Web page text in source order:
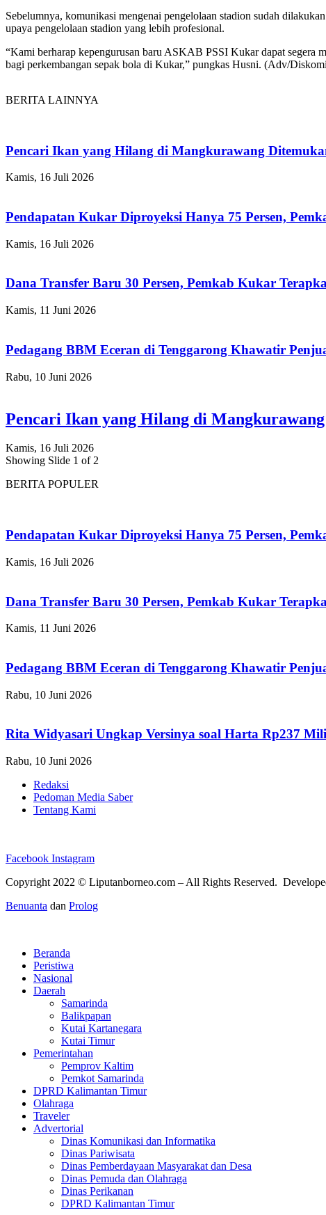
Sebelumnya, komunikasi mengenai pengelolaan stadion sudah
upaya pengelolaan stadion yang lebih profesional.
“Kami berharap kepengurusan baru ASKAB PSSI Kukar dapat segera
bagi perkembangan sepak bola di Kukar,” pungkas Husni. (Adv/
BERITA LAINNYA
Pencari Ikan yang Hilang di Mangkurawang
Kamis, 16 Juli 2026
Pendapatan Kukar Diproyeksi Hanya 75 Persen,
Kamis, 16 Juli 2026
Dana Transfer Baru 30 Persen, Pemkab Kukar
Kamis, 11 Juni 2026
Pedagang BBM Eceran di Tenggarong Khawatir
Rabu, 10 Juni 2026
Pencari Ikan yang Hilang di
Kamis, 16 Juli 2026
Showing Slide 1 of 2
BERITA POPULER
Pendapatan Kukar Diproyeksi Hanya 75 Persen,
Kamis, 16 Juli 2026
Dana Transfer Baru 30 Persen, Pemkab Kukar
Kamis, 11 Juni 2026
Pedagang BBM Eceran di Tenggarong Khawatir
Rabu, 10 Juni 2026
Rita Widyasari Ungkap Versinya soal Harta Rp237
Rabu, 10 Juni 2026
Redaksi
Pedoman Media Saber
Tentang Kami
Facebook Instagram
Copyright 2022 © Liputanborneo.com – All Rights Reserved.
Benuanta dan Prolog
Beranda
Peristiwa
Nasional
Daerah
Samarinda
Balikpapan
Kutai Kartanegara
Kutai Timur
Pemerintahan
Pemprov Kaltim
Pemkot Samarinda
DPRD Kalimantan Timur
Olahraga
Traveler
Advertorial
Dinas Komunikasi dan Informatika
Dinas Pariwisata
Dinas Pemberdayaan Masyarakat dan Desa
Dinas Pemuda dan Olahraga
Dinas Perikanan
DPRD Kalimantan Timur